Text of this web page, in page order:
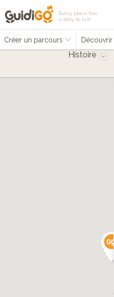
Every place has
a story to tell
Créer un parcours Découvrir
Histoire